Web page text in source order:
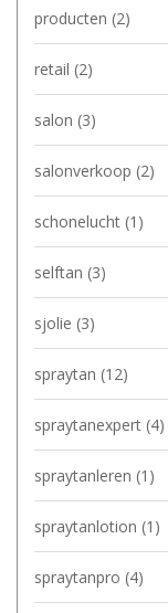
producten (2)
retail (2)
salon (3)
salonverkoop (2)
schonelucht (1)
selftan (3)
sjolie (3)
spraytan (12)
spraytanexpert (4)
spraytanleren (1)
spraytanlotion (1)
spraytanpro (4)